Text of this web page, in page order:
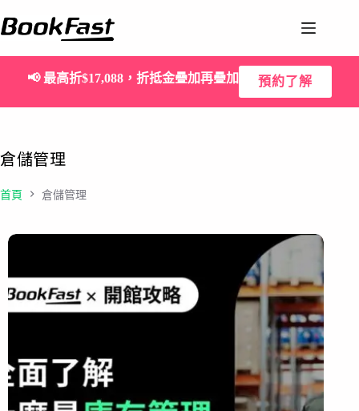
📢 最高折$17,088，折抵金疊加再疊加 預約了解
倉儲管理
首頁 倉儲管理